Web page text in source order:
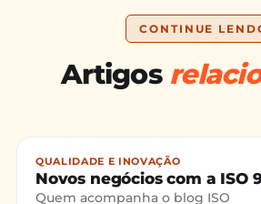
CONTINUE
Artigos
QUALIDADE E INOVAÇÃO
Novos negócios com a ISO
Quem acompanha o blog ISO